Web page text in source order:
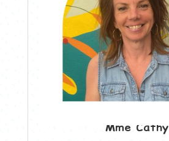
Mme Cathy